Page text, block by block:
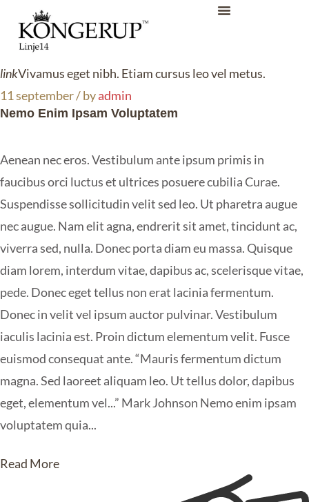
linkVivamus eget nibh. Etiam cursus leo vel metus.
11 september /byadmin
Nemo Enim Ipsam Voluptatem
Aenean nec eros. Vestibulum ante ipsum primis in
faucibus orci luctus et ultrices posuere cubilia Curae.
Suspendisse sollicitudin velit sed leo. Ut pharetra augue
nec augue. Nam elit agna, endrerit sit amet, tincidunt ac,
viverra sed, nulla. Donec porta diam eu massa. Quisque
diam lorem, interdum vitae, dapibus ac, scelerisque vitae,
pede. Donec eget tellus non erat lacinia fermentum.
Donec in velit vel ipsum auctor pulvinar. Vestibulum
iaculis lacinia est. Proin dictum elementum velit. Fusce
euismod consequat ante. “Mauris fermentum dictum
magna. Sed laoreet aliquam leo. Ut tellus dolor, dapibus
eget, elementum vel...” Mark Johnson Nemo enim ipsam
voluptatem quia...
Read More